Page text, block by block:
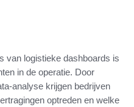
van logistieke dashboards is
in de operatie. Door
analyse krijgen bedrijven
optreden en welke